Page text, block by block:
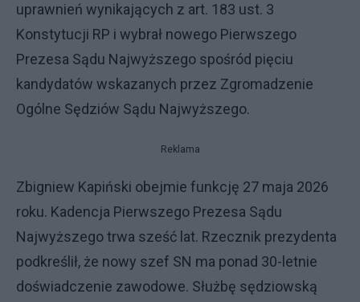
uprawnień wynikających z art. 183 ust. 3
Konstytucji RP i wybrał nowego Pierwszego
Prezesa Sądu Najwyższego spośród pięciu
kandydatów wskazanych przez Zgromadzenie
Ogólne Sędziów Sądu Najwyższego.
Reklama
Zbigniew Kapiński obejmie funkcję 27 maja 2026
roku. Kadencja Pierwszego Prezesa Sądu
Najwyższego trwa sześć lat. Rzecznik prezydenta
podkreślił, że nowy szef SN ma ponad 30-letnie
doświadczenie zawodowe. Służbę sędziowską